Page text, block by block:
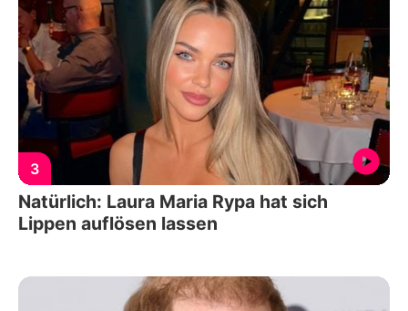
3
Natürlich: Laura Maria Rypa hat sich
Lippen auflösen lassen